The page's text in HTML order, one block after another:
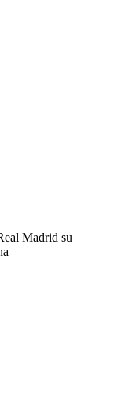
Madrid su